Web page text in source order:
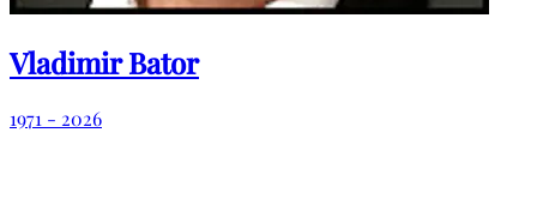
Vladimir Bator
1971 - 2026